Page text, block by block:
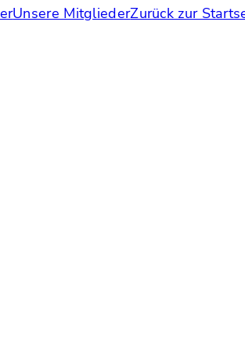
Unsere MitgliederZurück zur